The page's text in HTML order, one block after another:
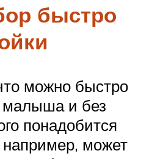
быстро
можно быстро
и без
понадобится
например, может